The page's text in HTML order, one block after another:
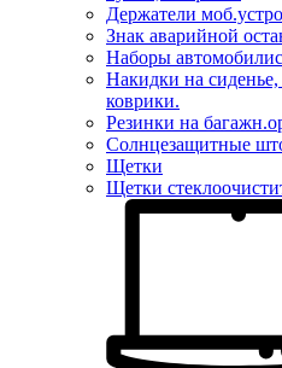
Держатели
Знак аварийной
Наборы
Накидки на
коврики.
Резинки на
Солнцезащитные
Щетки
Щетки